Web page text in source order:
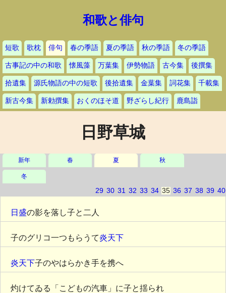
和歌と俳句
短歌 歌枕 俳句 春の季語 夏の季語 秋の季語 冬の季語
古事記の中の和歌 懐風藻 万葉集 伊勢物語 古今集 後撰集
拾遺集 源氏物語の中の短歌 後拾遺集 金葉集 詞花集 千載集
新古今集 新勅撰集 おくのほそ道 野ざらし紀行 鹿島詣
日野草城
新年 春 夏 秋
冬
29 30 31 32 33 34 35 36 37 38 39 40
日盛の影を落し子と二人
子のグリコ一つもらうて炎天下
炎天下子のやはらかき手を携へ
灼けてゐる「こどもの汽車」に子と揺られ